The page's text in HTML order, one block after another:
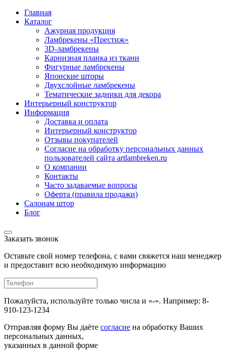
Главная
Каталог
Ажурная продукция
Ламбрекены «Престиж»
3D-ламбрекены
Карнизная планка из ткани
Фигурные ламбрекены
Японские шторы
Двухслойные ламбрекены
Тематические задники для декора
Интерьерный конструктор
Информация
Доставка и оплата
Интерьерный конструктор
Отзывы покупателей
Согласие на обработку персональных данных
пользователей сайта artlambreken.ru
О компании
Контакты
Часто задаваемые вопросы
Оферта (правила продажи)
Салонам штор
Блог
Заказать звонок
Оставьте свой номер телефона, с вами свяжется наш менеджер
и предоставит всю необходимую информацию
Пожалуйста, используйте только числа и «-». Например: 8-
910-123-1234
Отправляя форму Вы даёте согласие на обработку Ваших
персональных данных,
указанных в данной форме